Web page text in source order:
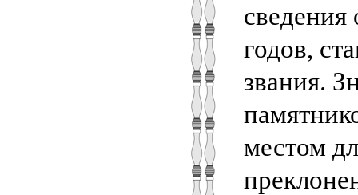
сведения
годов,
звания.
местом